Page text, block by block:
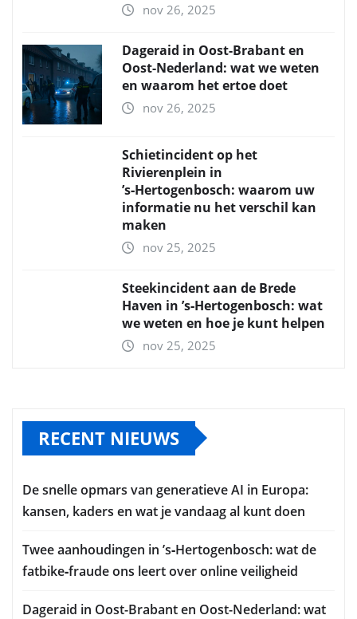
nov 26, 2025
Dageraid in Oost-Brabant en
Oost-Nederland: wat we weten
en waarom het ertoe doet
nov 26, 2025
Schietincident op het
Rivierenplein in
’s‑Hertogenbosch: waarom uw
informatie nu het verschil kan
maken
nov 25, 2025
Steekincident aan de Brede
Haven in ’s‑Hertogenbosch: wat
we weten en hoe je kunt helpen
nov 25, 2025
RECENT NIEUWS
De snelle opmars van generatieve AI in Europa:
kansen, kaders en wat je vandaag al kunt doen
Twee aanhoudingen in ’s‑Hertogenbosch: wat de
fatbike‑fraude ons leert over online veiligheid
Dageraid in Oost-Brabant en Oost-Nederland: wat